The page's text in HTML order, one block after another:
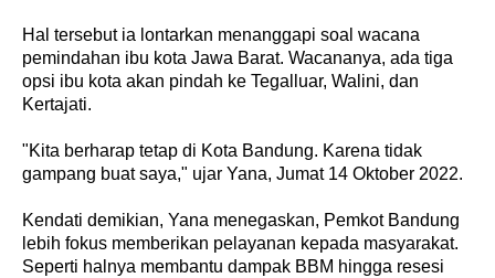
Hal tersebut ia lontarkan menanggapi soal wacana
pemindahan ibu kota Jawa Barat. Wacananya, ada tiga
opsi ibu kota akan pindah ke Tegalluar, Walini, dan
Kertajati.
"Kita berharap tetap di Kota Bandung. Karena tidak
gampang buat saya," ujar Yana, Jumat 14 Oktober 2022.
Kendati demikian, Yana menegaskan, Pemkot Bandung
lebih fokus memberikan pelayanan kepada masyarakat.
Seperti halnya membantu dampak BBM hingga resesi